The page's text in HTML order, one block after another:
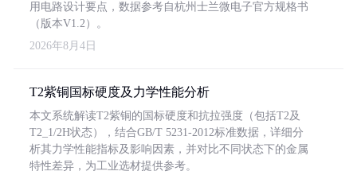
用电路设计要点，数据参考自杭州士兰微电子官方规格书
（版本V1.2）。
2026年8月4日
T2紫铜国标硬度及力学性能分析
本文系统解读T2紫铜的国标硬度和抗拉强度（包括T2及
T2_1/2H状态），结合GB/T 5231-2012标准数据，详细分
析其力学性能指标及影响因素，并对比不同状态下的金属
特性差异，为工业选材提供参考。